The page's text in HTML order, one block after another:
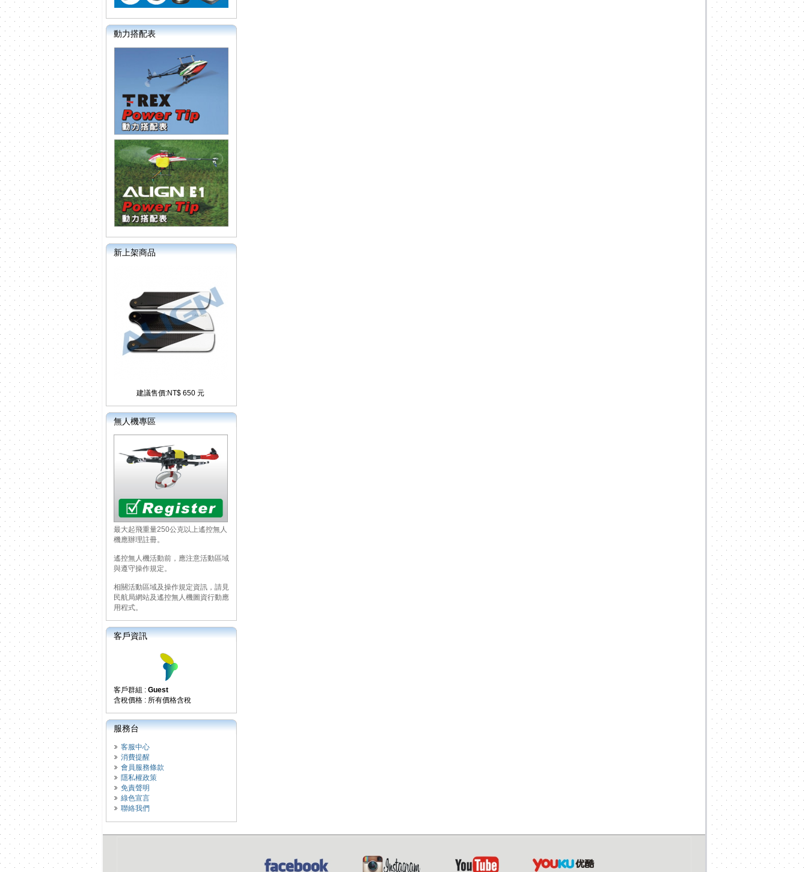
動力搭配表
新上架商品
建議售價:NT$ 650 元
無人機專區
最大起飛重量250公克以上遙控無人
機應辦理註冊。
遙控無人機活動前，應注意活動區域
與遵守操作規定。
相關活動區域及操作規定資訊，請見
民航局網站及遙控無人機圖資行動應
用程式。
客戶資訊
客戶群組 : Guest
含稅價格 : 所有價格含稅
服務台
客服中心
消費提醒
會員服務條款
隱私權政策
免責聲明
綠色宣言
聯絡我們